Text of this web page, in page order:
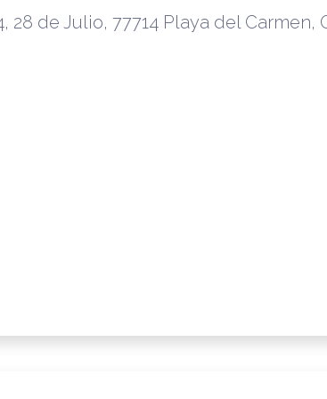
28 de Julio, 77714 Playa del Carmen,